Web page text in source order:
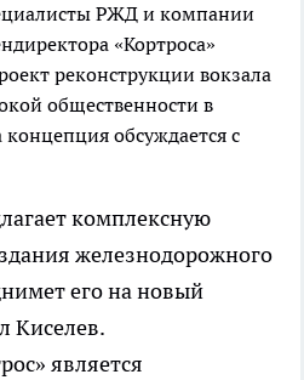
РЖД и компании
«Кортроса»
реконструкции вокзала
общественности в
обсуждается с
комплексную
железнодорожного
его на новый
Киселев.
является